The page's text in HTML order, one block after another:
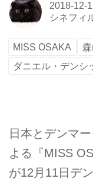
2018-12-
シネフィ
MISS OSAKA
ダニエル・デンシ
日本とデンマ
よる『MISS
が12月11日デ